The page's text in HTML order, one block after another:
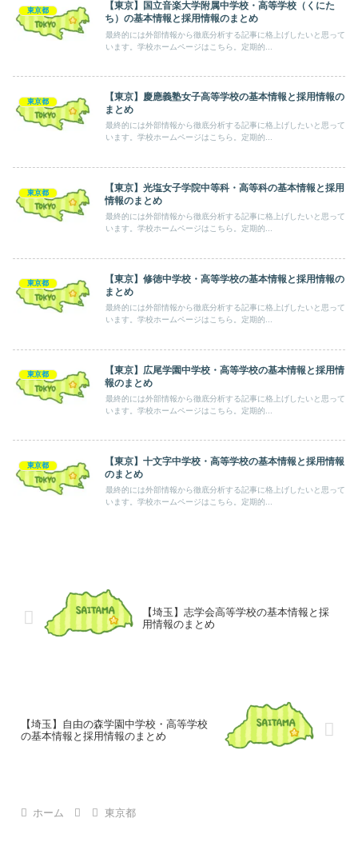
東京都
【東京】国立音楽大学附属中学校・高等学校（くにた
ち）の基本情報と採用情報のまとめ
最終的には外部情報から徹底分析する記事に格上げしたいと思って
います。学校ホームページはこちら。定期的...
東京都
【東京】慶應義塾女子高等学校の基本情報と採用情報の
まとめ
最終的には外部情報から徹底分析する記事に格上げしたいと思って
います。学校ホームページはこちら。定期的...
東京都
【東京】光塩女子学院中等科・高等科の基本情報と採用
情報のまとめ
最終的には外部情報から徹底分析する記事に格上げしたいと思って
います。学校ホームページはこちら。定期的...
東京都
【東京】修徳中学校・高等学校の基本情報と採用情報の
まとめ
最終的には外部情報から徹底分析する記事に格上げしたいと思って
います。学校ホームページはこちら。定期的...
東京都
【東京】広尾学園中学校・高等学校の基本情報と採用情
報のまとめ
最終的には外部情報から徹底分析する記事に格上げしたいと思って
います。学校ホームページはこちら。定期的...
東京都
【東京】十文字中学校・高等学校の基本情報と採用情報
のまとめ
最終的には外部情報から徹底分析する記事に格上げしたいと思って
います。学校ホームページはこちら。定期的...
【埼玉】志学会高等学校の基本情報と採
用情報のまとめ
【埼玉】自由の森学園中学校・高等学校
の基本情報と採用情報のまとめ
ホーム 東京都